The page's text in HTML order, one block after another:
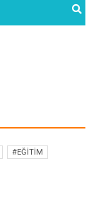
#EĞITIM